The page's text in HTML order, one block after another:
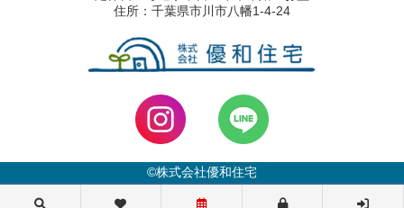
住所：千葉県市川市八幡1-4-24
©株式会社優和住宅